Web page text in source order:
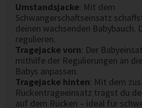
Umstandsjacke: Mit dem
Schwangerschaftseinsatz
deinen wachsenden Babybauch.
regulieren.
Tragejacke vorn: Der
mithilfe der Regulierungen an
Babys anpassen.
Tragejacke hinten: Mit dem
Rückentrageeinsatz trägst du
auf dem Rücken – ideal für